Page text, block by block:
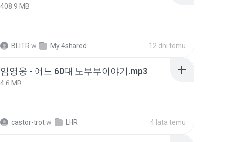
408.9 MB
BLITR w My 4shared 12 dni temu
임영웅 - 어느 60대 노부부이야기.mp3
4.6 MB
castor-trotw LHR 4 lata temu